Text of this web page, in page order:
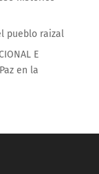
pueblo raizal
E
en la